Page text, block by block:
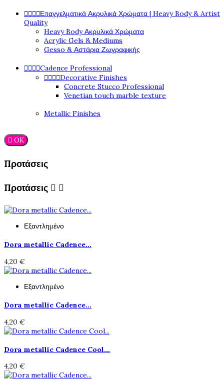
Επαγγελματικά Ακρυλικά Χρώματα | Heavy Body & Artist
Quality
Heavy Body Ακρυλικά Χρώματα
Acrylic Gels & Mediums
Gesso & Αστάρια Ζωγραφικής
Cadence Professional
Decorative Finishes
Concrete Stucco Professional
Venetian touch marble texture
Metallic Finishes
 OK
Προτάσεις
Προτάσεις  
Εξαντλημένο
Dora metallic Cadence...
4,20 €
Εξαντλημένο
Dora metallic Cadence...
4,20 €
Dora metallic Cadence Cool...
4,20 €